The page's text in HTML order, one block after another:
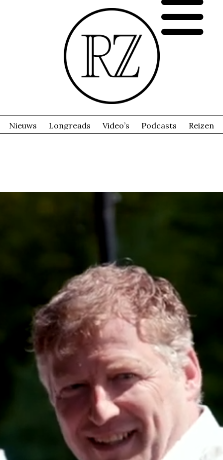
Nieuws Longreads Video’s Podcasts Reizen